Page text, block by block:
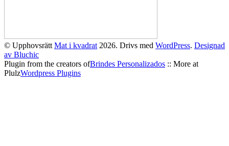
© Upphovsrätt Mat i kvadrat 2026. Drivs med WordPress. Designad
av Bluchic
Plugin from the creators ofBrindes Personalizados :: More at
PlulzWordpress Plugins